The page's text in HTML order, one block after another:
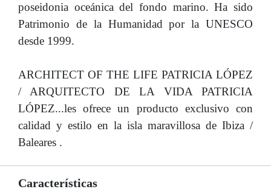
poseidonia oceánica del fondo marino. Ha sido
Patrimonio de la Humanidad por la UNESCO
desde 1999.
ARCHITECT OF THE LIFE PATRICIA LÓPEZ
/ ARQUITECTO DE LA VIDA PATRICIA
LÓPEZ...les ofrece un producto exclusivo con
calidad y estilo en la isla maravillosa de Ibiza /
Baleares .
Características